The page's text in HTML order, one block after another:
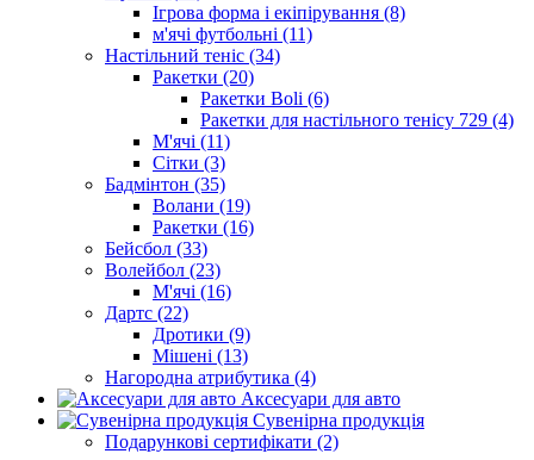
Ігрова форма і екіпірування (8)
м'ячі футбольні (11)
Настільний теніс (34)
Ракетки (20)
Ракетки Boli (6)
Ракетки для настільного тенісу 729 (4)
М'ячі (11)
Сітки (3)
Бадмінтон (35)
Волани (19)
Ракетки (16)
Бейсбол (33)
Волейбол (23)
М'ячі (16)
Дартс (22)
Дротики (9)
Мішені (13)
Нагородна атрибутика (4)
Аксесуари для авто
Сувенірна продукція
Подарункові сертифікати (2)